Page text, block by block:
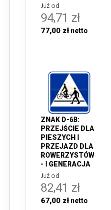
Już od
94,71 zł
77,00 zł
ZNAK D-6B:
PRZEJŚCIE DLA
PIESZYCH I
PRZEJAZD DLA
ROWERZYSTÓW
- I GENERACJA
Już od
82,41 zł
67,00 zł